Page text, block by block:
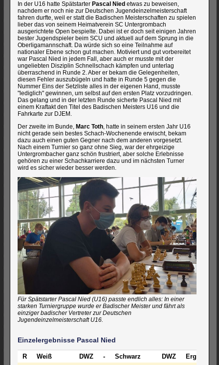
In der U16 hatte Spätstarter Pascal Nied etwas zu beweisen,
nachdem er noch nie zur Deutschen Jugendeinzelmeisterschaft
fahren durfte, weil er statt die Badischen Meisterschaften zu spielen
lieber das von seinem Heimatverein SC Untergrombach
ausgerichtete Open bespielte. Dabei ist er doch seit einigen Jahren
bester Jugendspieler beim SCU und aktuell auf dem Sprung in die
Oberligamannschaft. Da würde sich so eine Teilnahme auf
nationaler Ebene schon gut machen. Motiviert und gut vorbereitet
war Pascal Nied in jedem Fall, aber auch er musste mit der
ungeliebten Disziplin Schnellschach kämpfen und unterlag
überraschend in Runde 2. Aber er bekam die Gelegenheiten,
diesen Fehler auszubügeln und hatte in Runde 5 gegen die
Nummer Eins der Setzliste alles in der eigenen Hand, musste
"lediglich" gewinnen, um selbst auf den ersten Platz vorzudringen.
Das gelang und in der letzten Runde sicherte Pascal Nied mit
einem Kraftakt den Titel des Badischen Meisters U16 und die
Fahrkarte zur DJEM.
Der zweite im Bunde, Marc Toth, hatte in seinem ersten Jahr U16
nicht gerade sein bestes Schach-Wochenende erwischt, bekam
dazu auch einen guten Gegner nach dem anderen vorgesetzt.
Nach einem Turnier so ganz ohne Sieg, war der ehrgeizige
Untergrombacher ganz schön frustriert, aber solche Erlebnisse
gehören zu einer Schachkarriere dazu und im nächsten Turner
wird es sicher wieder besser werden.
Für Spätstarter Pascal Nied (U16) passte endlich alles: In einer
starken Turniergruppe wurde er Badischer Meister und fährt als
einziger badischer Vertreter zur Deutschen
Jugendeinzelmeisterschaft U16.
Einzelergebnisse Pascal Nied
R Weiß DWZ - Schwarz DWZ Ergebnis